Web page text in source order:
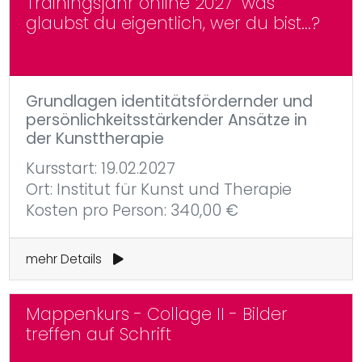
glaubst du eigentlich, wer du bist...?
Grundlagen identitätsfördernder und
persönlichkeitsstärkender Ansätze in
der Kunsttherapie
Kursstart: 19.02.2027
Ort: Institut für Kunst und Therapie
Kosten pro Person: 340,00 €
mehr Details
Mappenkurs - Collage II - Bilder
treffen auf Schrift